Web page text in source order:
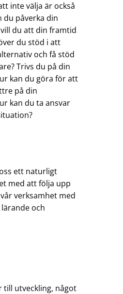
inte välja är också
du påverka din
du att din framtid
du stöd i att
och få stöd
Trivs du på din
kan du göra för att
på din
kan du ta ansvar
ett naturligt
med att följa upp
verksamhet med
och
till utveckling, något